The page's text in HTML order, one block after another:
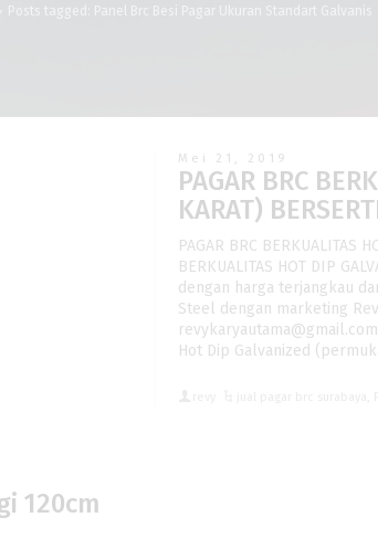
Posts tagged: Panel Brc Besi Pagar Ukuran Standart Galvanis
120cm
Mei 21, 2019
PAGAR BRC
KARAT)
PAGAR BRC BERKUALITAS
BERKUALITAS HOT DIP
dengan harga terjangkau
Steel dengan marketing
Hot Dip Galvanized